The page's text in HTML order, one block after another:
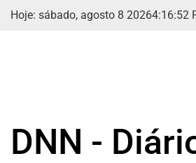
Skip
Hoje: sábado, agosto 8 20264:16:54
DNN -